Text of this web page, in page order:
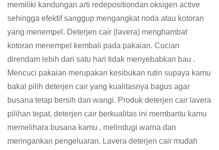
memiliki kandungan arti redepositiondan oksigen active
sehingga efektif sanggup mengangkat noda atau kotoran
yang menempel. Deterjen cair (lavera) menghambat
kotoran menempel kembali pada pakaian. Cucian
direndam lebih dari satu hari tidak menyebabkan bau .
Mencuci pakaian merupakan kesibukan rutin supaya kamu
bakal pilih deterjen cair yang kualitasnya bagus agar
busana tetap bersih dan wangi. Produk deterjen cair lavera
pilihan tepat, deterjen cair berkualitas ini membantu kamu
memelihara busana kamu , melindugi warna dan
meringankan pengeluaran. Lavera deterjen cair mudah